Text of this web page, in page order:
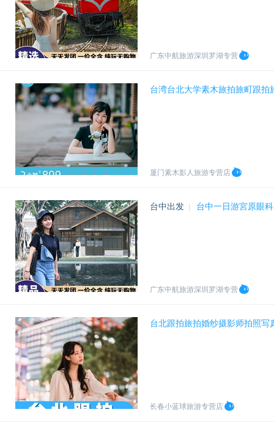
广东中航旅游深圳罗湖专营
台湾台北大学素木旅拍旅町跟
厦门素木影人旅游专营店
台中出发 台中一日游宮原眼
广东中航旅游深圳罗湖专营
台北跟拍旅拍婚纱摄影师拍照
长春小蓝球旅游专营店